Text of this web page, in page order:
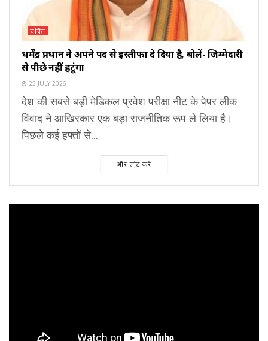
चर्चित
धर्मेंद्र प्रधान ने अपने पद से इस्तीफा दे दिया है, बोलें- जिम्मेदारी
से पीछे नहीं हटूंगा
25 JULY 2026
देश की सबसे बड़ी मेडिकल प्रवेश परीक्षा नीट के पेपर लीक
विवाद ने आखिरकार एक बड़ा राजनीतिक रूप ले लिया है।
पिछले कई हफ्तों से...
और लोड करें